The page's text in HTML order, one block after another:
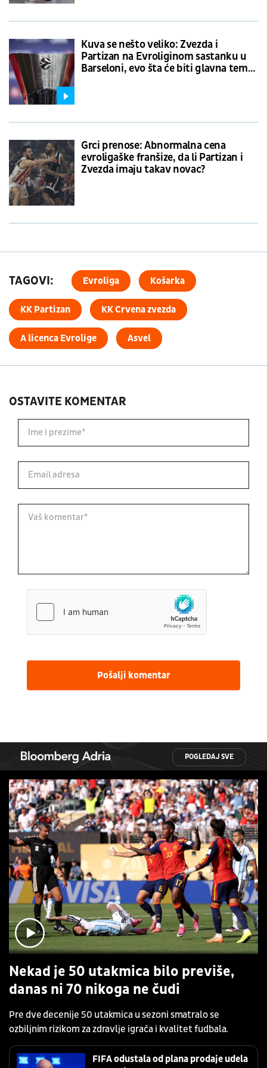
Kuva se nešto veliko: Zvezda i
Partizan na Evroliginom sastanku u
Barseloni, evo šta će biti glavna tema
Grci prenose: Abnormalna cena
evroligaške franšize, da li Partizan i
Zvezda imaju takav novac?
TAGOVI: Evroliga Košarka
KK Partizan KK Crvena zvezda
A licenca Evrolige Asvel
OSTAVITE KOMENTAR
Pošalji komentar
POGLEDAJ SVE
Nekad je 50 utakmica bilo previše,
danas ni 70 nikoga ne čudi
Pre dve decenije 50 utakmica u sezoni smatralo se
ozbiljnim rizikom za zdravlje igrača i kvalitet fudbala.
FIFA odustala od plana prodaje udela